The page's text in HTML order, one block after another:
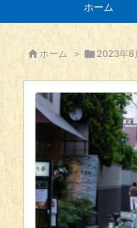
ホーム
ホーム > 2023年8